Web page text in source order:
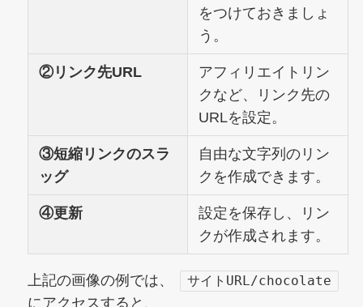
をつけておきましょ
う。
②リンク先URL
アフィリエイトリン
クなど、リンク先の
URLを設定。
③短縮リンクのスラ
ッグ
自由な文字列のリン
クを作成できます。
④更新
設定を保存し、リン
クが作成されます。
上記の画像の例では、 サイトURL/chocolate
にアクセスすると、